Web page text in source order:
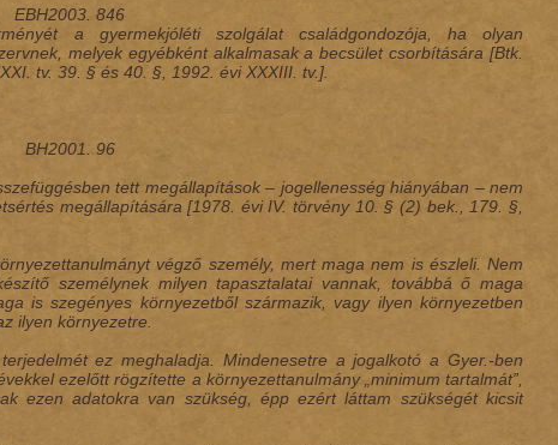
EBH2003. 846
a gyermekjóléti szolgálat családgondozója, ha olyan
melyek egyébként alkalmasak a becsület csorbítására [Btk.
tv. 39. § és 40. §, 1992. évi XXXIII. tv.].
BH2001. 96
tett megállapítások – jogellenesség hiányában – nem
megállapítására [1978. évi IV. törvény 10. § (2) bek., 179. §,
végző személy, mert maga nem is észleli. Nem
személynek milyen tapasztalatai vannak, továbbá ő maga
is szegényes környezetből származik, vagy ilyen környezetben
ilyen környezetre.
ez meghaladja. Mindenesetre a jogalkotó a Gyer.-ben
ezelőtt rögzítette a környezettanulmány „minimum tartalmát”,
ezen adatokra van szükség, épp ezért láttam szükségét kicsit